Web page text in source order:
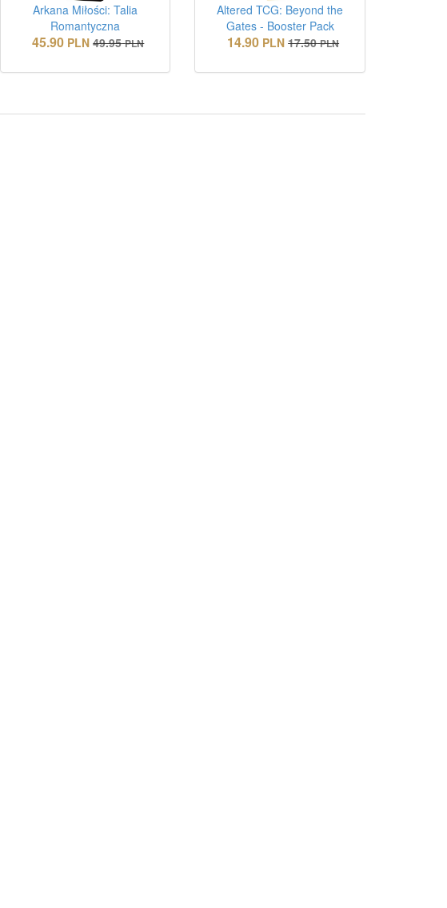
Arkana Miłości: Talia
Romantyczna
45.90 PLN 49.95 PLN
Altered TCG: Beyond the
Gates - Booster Pack
14.90 PLN 17.50 PLN